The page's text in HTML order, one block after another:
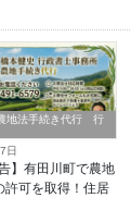
地法手続き代行 行
日
】有田川町で農地
許可を取得！住居